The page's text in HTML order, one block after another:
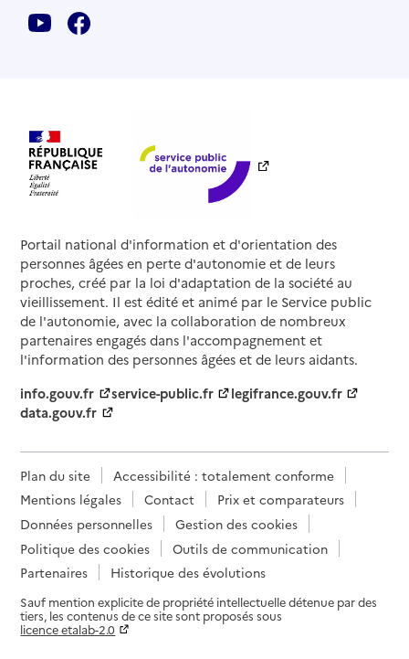
Portail national d'information et d'orientation des
personnes âgées en perte d'autonomie et de leurs
proches, créé par la loi d'adaptation de la société au
vieillissement. Il est édité et animé par le Service public
de l'autonomie, avec la collaboration de nombreux
partenaires engagés dans l'accompagnement et
l'information des personnes âgées et de leurs aidants.
info.gouv.fr
service-public.fr
legifrance.gouv.fr
data.gouv.fr
Plan du site
Accessibilité : totalement conforme
Mentions légales
Contact
Prix et comparateurs
Données personnelles
Gestion des cookies
Politique des cookies
Outils de communication
Partenaires
Historique des évolutions
Sauf mention explicite de propriété intellectuelle détenue par des
tiers, les contenus de ce site sont proposés sous
licence etalab-2.0